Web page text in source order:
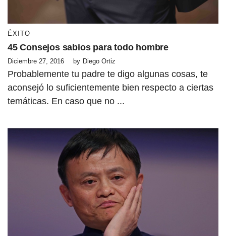
ÉXITO
45 Consejos sabios para todo hombre
Diciembre 27, 2016 by Diego Ortiz
Probablemente tu padre te digo algunas cosas, te
aconsejó lo suficientemente bien respecto a ciertas
temáticas. En caso que no ...